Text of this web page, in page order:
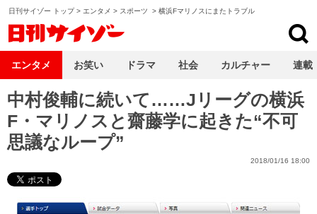
日刊サイゾー トップ> エンタメ > スポーツ > 横浜Fマリノスにまたトラブル
中村俊輔に続いて……Jリーグの横浜
F・マリノスと齋藤学に起きた“不可
思議なループ”
2018/01/16 18:00
エンタメ お笑い ドラマ 社会 カルチャー 連載